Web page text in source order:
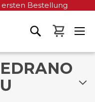
Bestellung
Mein